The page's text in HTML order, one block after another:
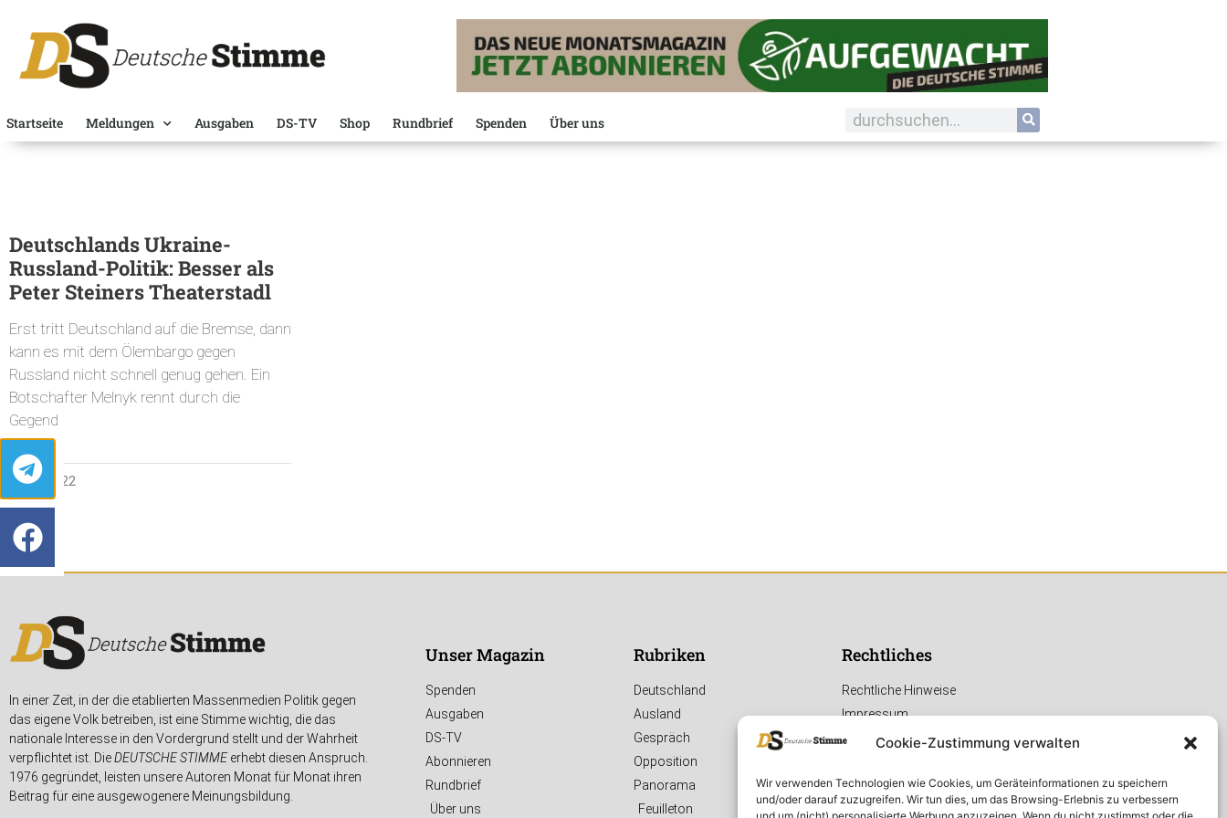
Cookie-Zustimmung verwalten
Wir verwenden Technologien wie Cookies, um Geräteinformationen zu speichern
und/oder darauf zuzugreifen. Wir tun dies, um das Browsing-Erlebnis zu verbessern
Startseite Meldungen Ausgaben DS-TV Shop Rundbrief Spenden Über uns
Deutschlands Ukraine-
Russland-Politik: Besser als
Peter Steiners Theaterstadl
Erst tritt Deutschland auf die Bremse, dann
kann es mit dem Ölembargo gegen
Russland nicht schnell genug gehen. Ein
Botschafter Melnyk rennt durch die
Gegend
5. MAI 2022
In einer Zeit, in der die etablierten Massenmedien Politik gegen
das eigene Volk betreiben, ist eine Stimme wichtig, die das
nationale Interesse in den Vordergrund stellt und der Wahrheit
verpflichtet ist. DieDEUTSCHE STIMMEerhebt diesen Anspruch.
1976 gegründet, leisten unsere Autoren Monat für Monat ihren
Beitrag für eine ausgewogenere Meinungsbildung.
Unser Magazin
Spenden
Ausgaben
DS-TV
Abonnieren
Rundbrief
Über uns
Rubriken
Deutschland
Ausland
Gespräch
Opposition
Panorama
Feuilleton
Rechtliches
Rechtliche Hinweise
Impressum
Datenschutzerklärung